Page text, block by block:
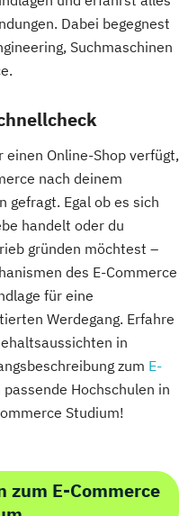
Dabei begegnest
Suchmaschinen
einen Online-Shop verfügt,
nach deinem
gefragt. Egal ob es sich
handelt oder du
gründen möchtest –
des E-Commerce
für eine
Werdegang. Erfahre
in
zum E-
passende Hochschulen in
Studium!
E-Commerce